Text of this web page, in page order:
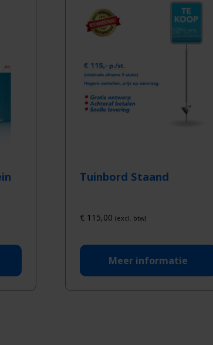
Tuinbord Staand
€115,00 (excl. btw)
Meer informatie